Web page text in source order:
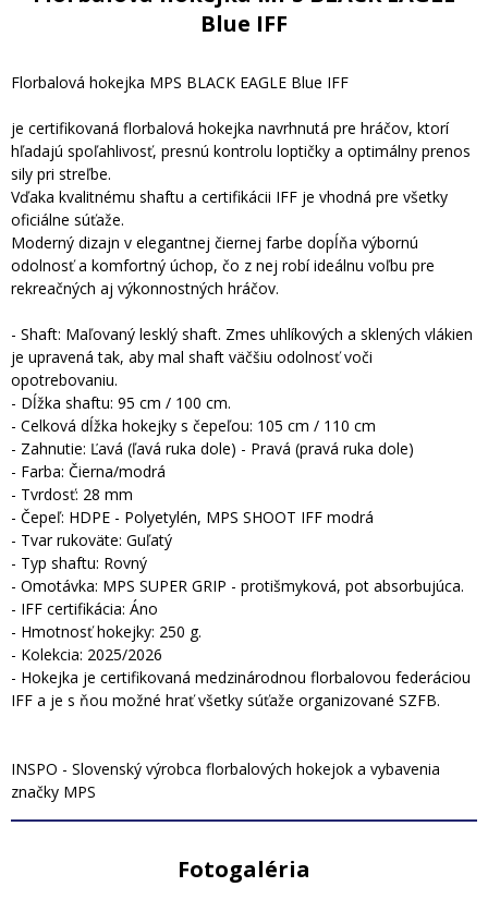
Blue IFF
Florbalová hokejka MPS BLACK EAGLE Blue IFF
je certifikovaná florbalová hokejka navrhnutá pre hráčov, ktorí
hľadajú spoľahlivosť, presnú kontrolu loptičky a optimálny prenos
sily pri streľbe.
Vďaka kvalitnému shaftu a certifikácii IFF je vhodná pre všetky
oficiálne súťaže.
Moderný dizajn v elegantnej čiernej farbe dopĺňa výbornú
odolnosť a komfortný úchop, čo z nej robí ideálnu voľbu pre
rekreačných aj výkonnostných hráčov.
- Shaft: Maľovaný lesklý shaft. Zmes uhlíkových a sklených vlákien
je upravená tak, aby mal shaft väčšiu odolnosť voči
opotrebovaniu.
- Dĺžka shaftu: 95 cm / 100 cm.
- Celková dĺžka hokejky s čepeľou: 105 cm / 110 cm
- Zahnutie: Ľavá (ľavá ruka dole) - Pravá (pravá ruka dole)
- Farba: Čierna/modrá
- Tvrdosť: 28 mm
- Čepeľ: HDPE - Polyetylén, MPS SHOOT IFF modrá
- Tvar rukoväte: Guľatý
- Typ shaftu: Rovný
- Omotávka: MPS SUPER GRIP - protišmyková, pot absorbujúca.
- IFF certifikácia: Áno
- Hmotnosť hokejky: 250 g.
- Kolekcia: 2025/2026
- Hokejka je certifikovaná medzinárodnou florbalovou federáciou
IFF a je s ňou možné hrať všetky súťaže organizované SZFB.
INSPO - Slovenský výrobca florbalových hokejok a vybavenia
značky MPS
Fotogaléria